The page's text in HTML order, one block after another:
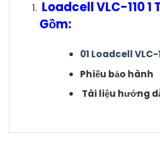
Loadcell VLC-110 1
Gồm:
01 Loadcell VLC-
Phiếu bảo hành
Tài liệu hướng